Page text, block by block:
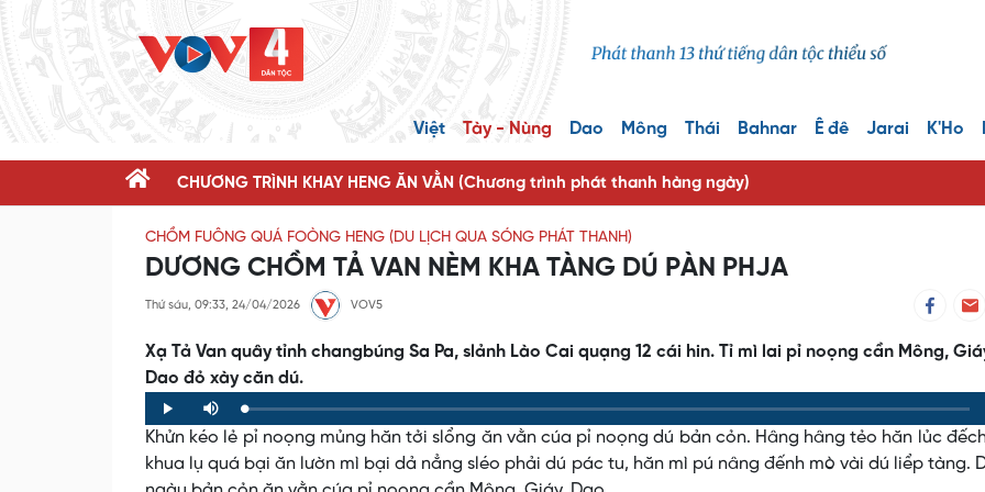
Việt Tày - Nùng Dao Mông Thái Bahnar Ê đê Jarai K'Ho
CHƯƠNG TRÌNH KHAY HENG ĂN VẰN (Chương trình phát thanh hàng ngày)
CHỒM FUÔNG QUÁ FOÒNG HENG (DU LỊCH QUA SÓNG PHÁT THANH)
DƯƠNG CHỒM TẢ VAN NÈM KHA TÀNG DÚ PÀN PHJA
Thứ sáu, 09:33, 24/04/2026 VOV5
Xạ Tả Van quây tỉnh changbúng Sa Pa, slảnh Lào Cai quạng 12 cái hin. Tỉ mì lai pỉ noọng cần Mông,
Dao đỏ xày căn dú.
Play Mute Loaded:
0%
Progress:
0%
Khửn kéo lẻ pỉ noọng mủng hăn tởi slổng ăn vằn cúa pỉ noọng dú bản cỏn. Hâng hâng tẻo hăn lủc
khua lụ quá bại ăn lườn mì bại dả nẳng sléo phải dú pác tu, hăn mì pú nâng đếnh mò vài dú liểp tàng.